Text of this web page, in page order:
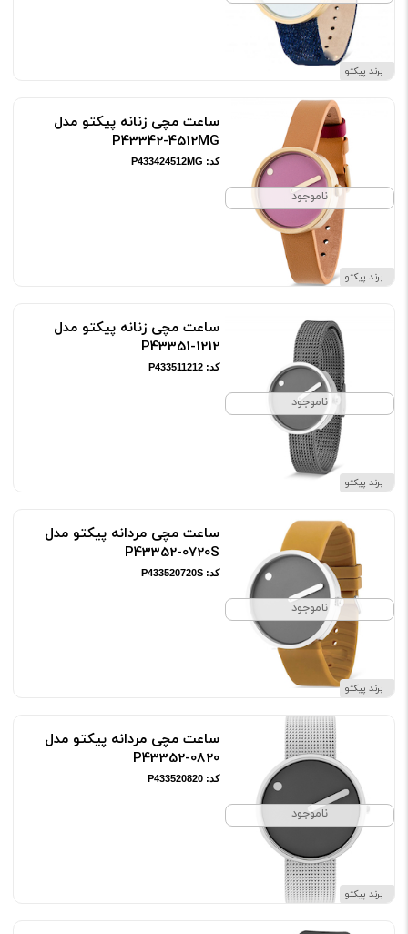
برند پیکتو
ناموجود
برند پیکتو
ساعت مچی زنانه پیکتو مدل
P43342-4512MG
کد: P433424512MG
ناموجود
برند پیکتو
ساعت مچی زنانه پیکتو مدل
P43351-1212
کد: P433511212
ناموجود
برند پیکتو
ساعت مچی مردانه پیکتو مدل
P43352-0720S
کد: P433520720S
ناموجود
برند پیکتو
ساعت مچی مردانه پیکتو مدل
P43352-0820
کد: P433520820